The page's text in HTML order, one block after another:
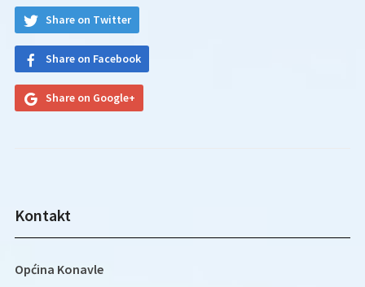
Share on Twitter
Share on Facebook
Share on Google+
Kontakt
Općina Konavle